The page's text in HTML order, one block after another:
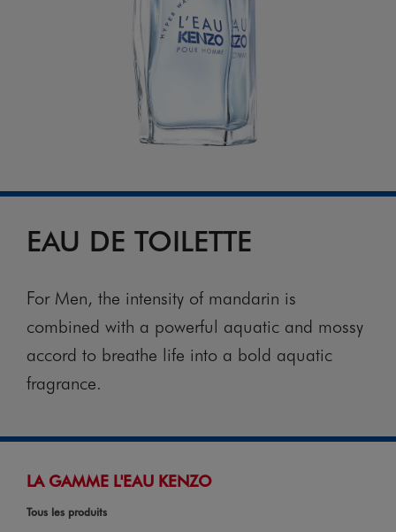
EAU DE TOILETTE
For Men, the intensity of mandarin is
combined with a powerful aquatic and mossy
accord to breathe life into a bold aquatic
fragrance.
LA GAMME L'EAU KENZO
Tous les produits